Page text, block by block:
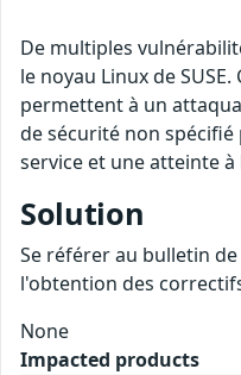
De multiples
le noyau Linux de
permettent à un
de sécurité non
service et une atteinte
Solution
Se référer au bulletin
l'obtention des
None
Impacted products